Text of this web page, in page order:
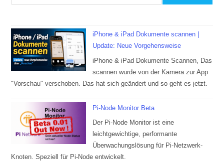
iPhone & iPad Dokumente scannen |
Update: Neue Vorgehensweise
iPhone & iPad Dokumente Scannen, Das
scannen wurde von der Kamera zur App
"Vorschau" verschoben. Das hat sich geändert und so geht es jetzt.
Pi-Node Monitor Beta
Der Pi-Node Monitor ist eine
leichtgewichtige, performante
Überwachungslösung für Pi-Netzwerk-
Knoten. Speziell für Pi-Node entwickelt.